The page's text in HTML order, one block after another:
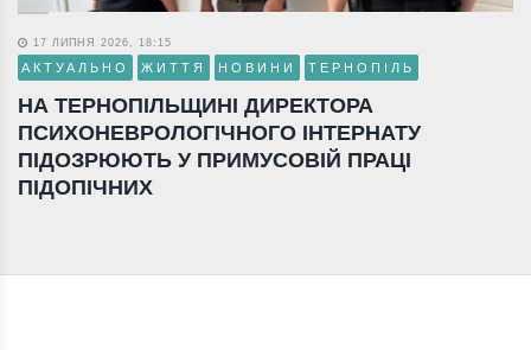
17 ЛИПНЯ 2026, 18:15
АКТУАЛЬНО ЖИТТЯ НОВИНИ ТЕРНОПІЛЬ
НА ТЕРНОПІЛЬЩИНІ ДИРЕКТОРА
ПСИХОНЕВРОЛОГІЧНОГО ІНТЕРНАТУ
ПІДОЗРЮЮТЬ У ПРИМУСОВІЙ ПРАЦІ
ПІДОПІЧНИХ